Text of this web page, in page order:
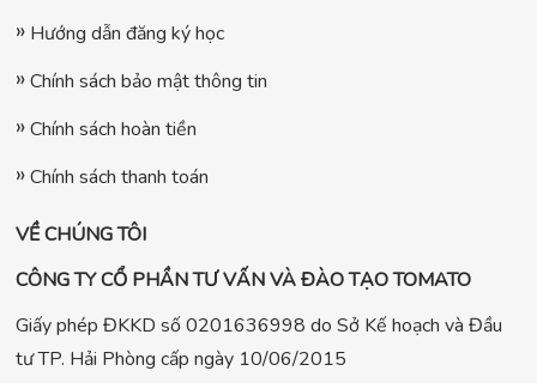
Hướng dẫn đăng ký học
Chính sách bảo mật thông tin
Chính sách hoàn tiền
Chính sách thanh toán
VỀ CHÚNG TÔI
CÔNG TY CỔ PHẦN TƯ VẤN VÀ ĐÀO TẠO TOMATO
Giấy phép ĐKKD số 0201636998 do Sở Kế hoạch và Đầu
tư TP. Hải Phòng cấp ngày 10/06/2015